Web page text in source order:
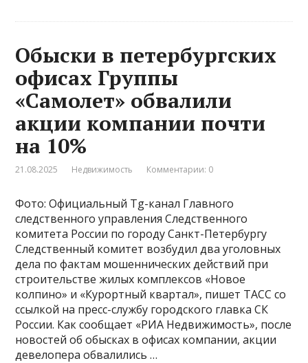
Обыски в петербургских
офисах Группы
«Самолет» обвалили
акции компании почти
на 10%
21.08.2025 Недвижимость Комментарии: 0
Фото: Официальный Tg-канал Главного
следственного управления Следственного
комитета России по городу Санкт-Петербургу
Следственный комитет возбудил два уголовных
дела по фактам мошеннических действий при
строительстве жилых комплексов «Новое
колпино» и «Курортный квартал», пишет ТАСС со
ссылкой на пресс-службу городского главка СК
России. Как сообщает «РИА Недвижимость», после
новостей об обысках в офисах компании, акции
девелопера обвалились …